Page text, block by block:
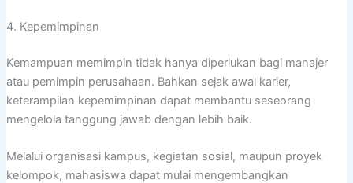
4. Kepemimpinan
Kemampuan memimpin tidak hanya diperlukan bagi manajer
atau pemimpin perusahaan. Bahkan sejak awal karier,
keterampilan kepemimpinan dapat membantu seseorang
mengelola tanggung jawab dengan lebih baik.
Melalui organisasi kampus, kegiatan sosial, maupun proyek
kelompok, mahasiswa dapat mulai mengembangkan